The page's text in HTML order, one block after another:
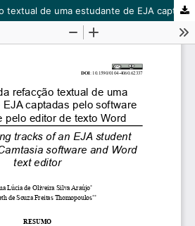
As Trilhas da refacção textual de uma estudante de EJA captadas pelo software Camtasia e pelo editor de texto Word